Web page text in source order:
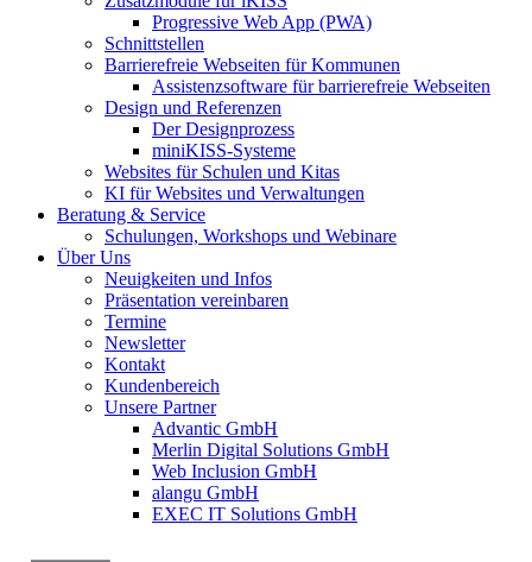
Progressive Web App (PWA)
Schnittstellen
Barrierefreie Webseiten für Kommunen
Assistenzsoftware für barrierefreie Webseiten
Design und Referenzen
Der Designprozess
miniKISS-Systeme
Websites für Schulen und Kitas
KI für Websites und Verwaltungen
Beratung & Service
Schulungen, Workshops und Webinare
Über Uns
Neuigkeiten und Infos
Präsentation vereinbaren
Termine
Newsletter
Kontakt
Kundenbereich
Unsere Partner
Advantic GmbH
Merlin Digital Solutions GmbH
Web Inclusion GmbH
alangu GmbH
EXEC IT Solutions GmbH